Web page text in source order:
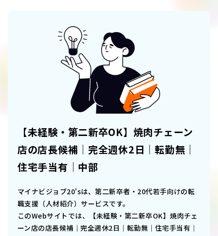
【未経験・第二新卒OK】焼肉チェーン
店の店長候補｜完全週休2日｜転勤無｜
住宅手当有｜中部
マイナビジョブ20'sは、第二新卒者・20代若手向けの転
職支援（人材紹介）サービスです。
このWebサイトでは、
【未経験・第二新卒OK】焼肉チェ
ーン店の店長候補｜完全週休2日｜転勤無｜住宅手当有｜